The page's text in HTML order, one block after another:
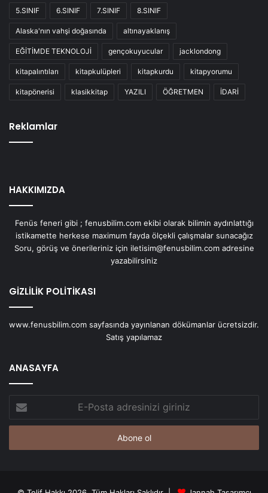
5.SINIF 6.SINIF 7.SINIF 8.SINIF
Alaska'nın vahşi doğasında altınayaklanış
EĞİTİMDE TEKNOLOJİ gençokuyucular jacklondong
kitapalıntıları kitapkulüpleri kitapkurdu kitapyorumu
kitapönerisi klasikkitap YAZILI ÖĞRETMEN İDARİ
Reklamlar
HAKKIMIZDA
Fenüs feneri gibi ; fenusbilim.com ekibi olarak bilimin aydınlattığı
istikamette herkese maximum fayda ölçekli çalışmalar sunacağız
Soru, görüş ve önerileriniz için iletisim@fenusbilim.com adresine
yazabilirsiniz
GİZLİLİK POLİTİKASI
www.fenusbilim.com sayfasında yayınlanan dökümanlar ücretsizdir.
Satış yapılamaz
ANASAYFA
Posta
adresinizi